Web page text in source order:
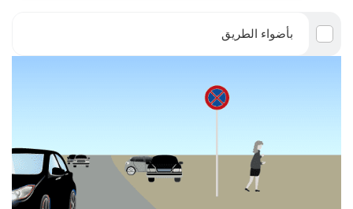
بأضواء الطريق